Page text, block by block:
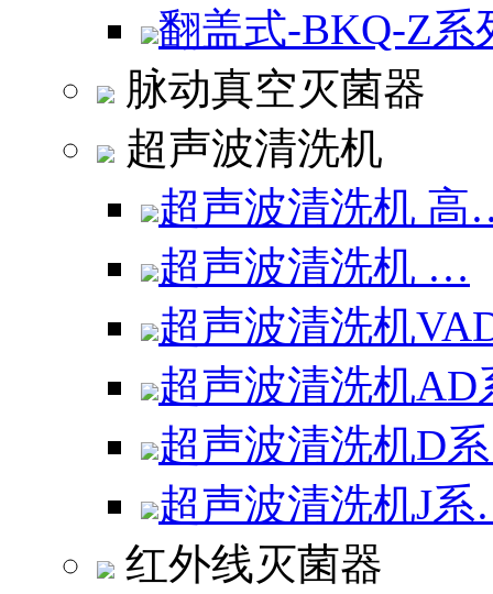
翻盖式-BKQ-Z
脉动真空灭菌器
超声波清洗机
超声波清洗机
超声波清洗机 …
超声波清洗机
超声波清洗机
超声波清洗机D
超声波清洗机J
红外线灭菌器